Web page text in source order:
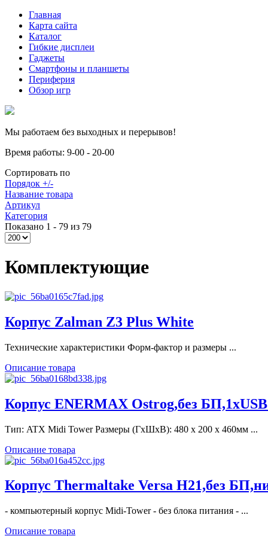
Главная
Карта сайта
Каталог
Гибкие дисплеи
Гаджеты
Смартфоны и планшеты
Периферия
Обзор игр
Мы работаем без выходных и перерывов!
Время работы: 9-00 - 20-00
Сортировать по
Порядок +/-
Название товара
Артикул
Категория
Показано 1 - 79 из 79
Комплектующие
Корпус Zalman Z3 Plus White
Технические характеристики Форм-фактор и размеры ...
Описание товара
Корпус ENERMAX Ostrog,без
Тип: ATX Midi Tower Размеры (ГхШхВ): 480 x 200 x 460мм ...
Описание товара
Корпус Thermaltake Versa H21,без
- компьютерный корпус Midi-Tower - без блока питания - ...
Описание товара